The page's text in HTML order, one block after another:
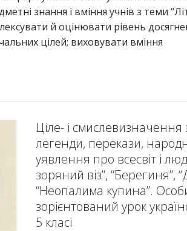
знання і вміння учнів з теми
й оцінювати рівень
цілей; виховувати вміння
Ціле- і смислевизначення
легенди, перекази,
уявлення про всесвіт і
зоряний віз”, “Берегиня”,
“Неопалима купина”.
зорієнтований урок
5 класі